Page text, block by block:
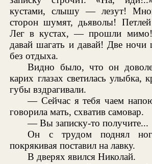
кустами, слышу — лезут!
сторон шумят, дьяволы! Петлей
Лег в кустах, — прошли
давай шагать и давай! Две ночи
без отдыха.
Видно было, что он
карих глазах светилась улыбка,
губы вздрагивали.
— Сейчас я тебя чаем
говорила мать, схватив самовар.
— Вы записку-то получите...
Он с трудом поднял
покрякивая поставил на лавку.
В дверях явился Николай.